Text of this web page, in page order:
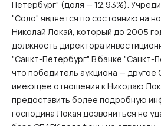
Петербург" (доля — 12,93%).
"Соло" является по состоянию на
Николай Локай, который до 2005
должность директора
"Санкт-Петербург". В банке "Санкт-
что победитель аукциона — другое
имеющее отношения к Николаю
предоставить более подробную
господина Локая дозвониться не